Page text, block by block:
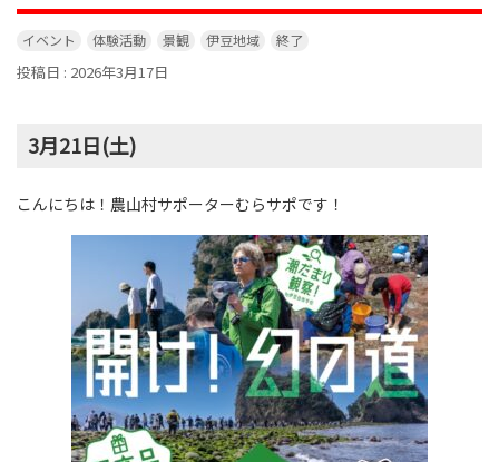
イベント 体験活動 景観 伊豆地域 終了
投稿日 : 2026年3月17日
3月21日(土)
こんにちは！農山村サポーターむらサポです！